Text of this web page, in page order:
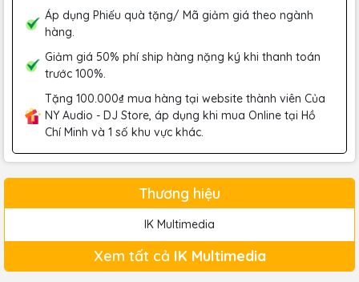
Áp dụng Phiếu quà tặng/ Mã giảm giá theo ngành
hàng.
Giảm giá 50% phí ship hàng nặng ký khi thanh toán
trước 100%.
Tặng 100.000₫ mua hàng tại website thành viên Của
NY Audio - DJ Store, áp dụng khi mua Online tại Hồ
Chí Minh và 1 số khu vực khác.
Thương hiệu
IK Multimedia
Xem tất cả IK Multimedia